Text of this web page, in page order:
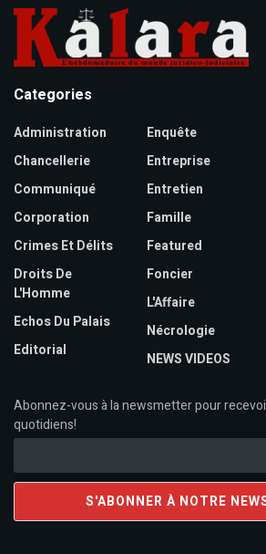
Categories
Administration
Chancellerie
Communiqué
Corporation
Crimes Et Délits
Droits De
L'Homme
Echos Du Palais
Editorial
Enquête
Entreprise
Entretien
Famille
Featured
Foncier
L'Affaire
Nécrologie
NEWS VIDEOS
Abonnez-vous à la newsmetter pour
quotidiens!